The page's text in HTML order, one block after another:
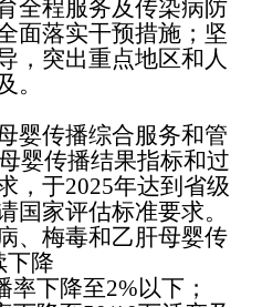
全程服务及传染病防
面落实干预措施；坚
，突出重点地区和人
。
传播综合服务和管
婴传播结果指标和过
，于2025年达到省级
国家评估标准要求。
梅毒和乙肝母婴传
下降
下降至2%以下；